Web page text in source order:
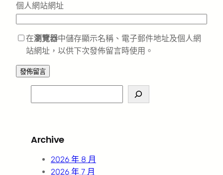
個人網站網址
在瀏覽器中儲存顯示名稱、電子郵件地址及個人網
站網址，以供下次發佈留言時使用。
e
c
Archive
2026 年 8 月
2026 年 7 月